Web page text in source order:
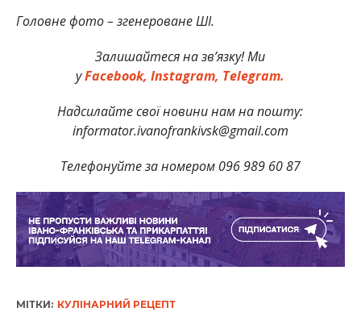
Головне фото – згенероване ШІ.
Залишайтеся на зв’язку! Ми
уFacebook, Instagram, Telegram.
Надсилайте свої новини нам на пошту:
informator.ivanofrankivsk@gmail.com
Телефонуйте за номером 096 989 60 87
МІТКИ: КУЛІНАРНИЙ РЕЦЕПТ